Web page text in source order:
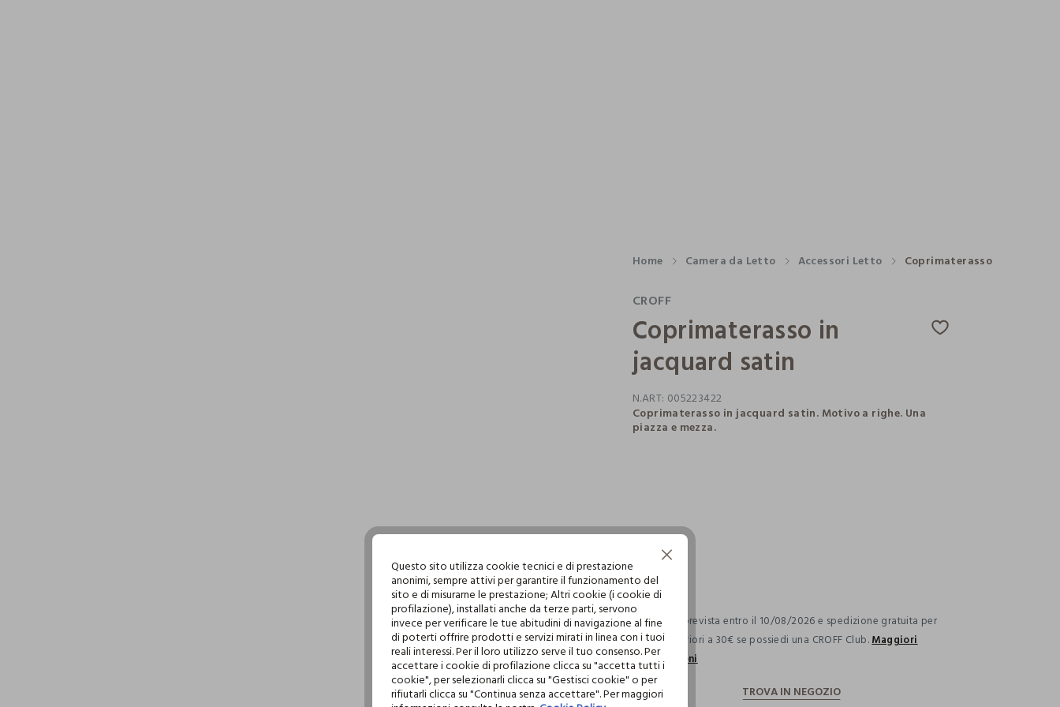
Home Camera da Letto Accessori Letto Coprimaterasso
CROFF
Coprimaterasso in
jacquard satin
N.ART: 005223422
Coprimaterasso in jacquard satin. Motivo a righe. Una
piazza e mezza.
Consegna prevista entro il 10/08/2026 e spedizione gratuita per
ordini superiori a 30€ se possiedi una CROFF Club.Maggiori
informazioni
Questo sito utilizza cookie tecnici e di prestazione
anonimi, sempre attivi per garantire il funzionamento del
sito e di misurarne le prestazione; Altri cookie (i cookie di
profilazione), installati anche da terze parti, servono
invece per verificare le tue abitudini di navigazione al fine
di poterti offrire prodotti e servizi mirati in linea con i tuoi
reali interessi. Per il loro utilizzo serve il tuo consenso. Per
accettare i cookie di profilazione clicca su "accetta tutti i
cookie", per selezionarli clicca su "Gestisci cookie" o per
rifiutarli clicca su "Continua senza accettare". Per maggiori
Continua senza accettare